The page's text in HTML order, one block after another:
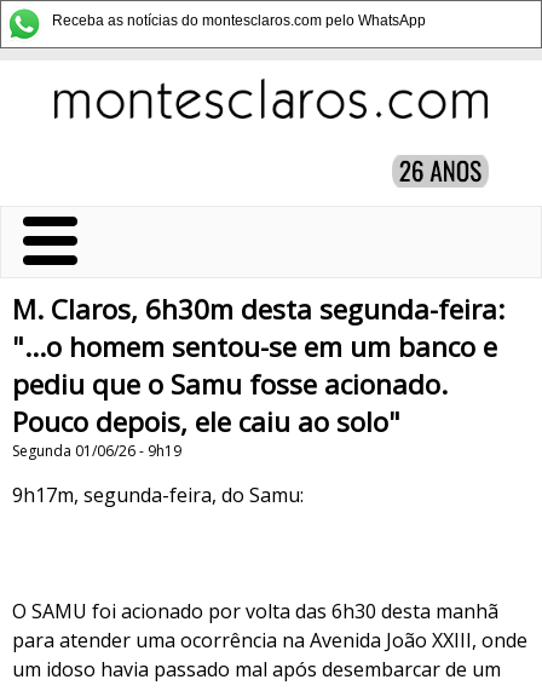
Receba as notícias do montesclaros.com pelo WhatsApp
M. Claros, 6h30m desta segunda-feira:
"...o homem sentou-se em um banco e
pediu que o Samu fosse acionado.
Pouco depois, ele caiu ao solo"
Segunda 01/06/26 - 9h19
9h17m, segunda-feira, do Samu:
O SAMU foi acionado por volta das 6h30 desta manhã
para atender uma ocorrência na Avenida João XXIII, onde
um idoso havia passado mal após desembarcar de um